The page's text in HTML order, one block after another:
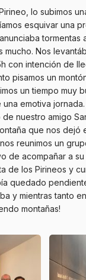
lo subimos
esquivar una
tormentas
mucho. Nos
con intención de
pisamos un
un tiempo muy
emotiva jornada.
nuestro amigo
que nos dejó
reunimos un
de acompañar a
de los Pirineos y
quedado
y mientras tanto
montañas!